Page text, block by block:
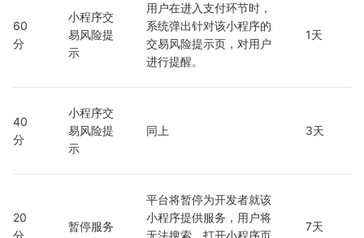
60
分
小程序交
易风险提
示
用户在进入支付环节时，
系统弹出针对该小程序的
交易风险提示页，对用户
进行提醒。
1天
40
分
小程序交
易风险提
示
同上 3天
20
分
暂停服务
平台将暂停为开发者就该
小程序提供服务，用户将
无法搜索、打开小程序页
7天